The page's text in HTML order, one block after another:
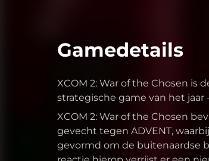
Gamedetails
XCOM 2: War of the Chosen is
strategische game van het jaar
XCOM 2: War of the Chosen
gevecht tegen ADVENT,
gevormd om de buitenaardse